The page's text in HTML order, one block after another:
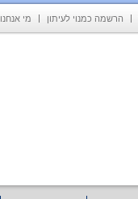
הרשמה כמנוי לעיתון מי אנחנו